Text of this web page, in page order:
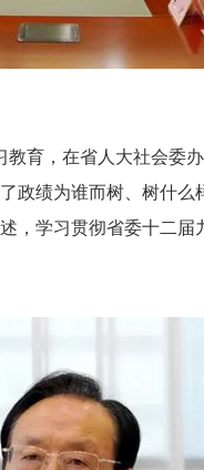
，在省人大社会委办
绩为谁而树、树什么
学习贯彻省委十二